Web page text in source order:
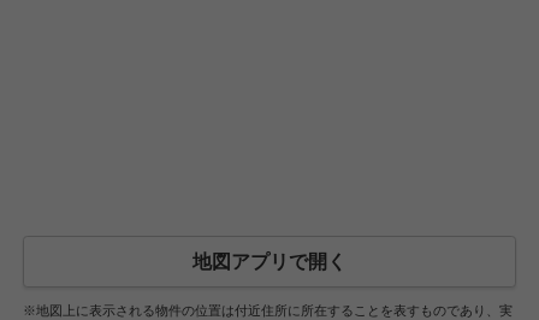
地図アプリで開く
※地図上に表示される物件の位置は付近住所に所在することを表すものであり、実